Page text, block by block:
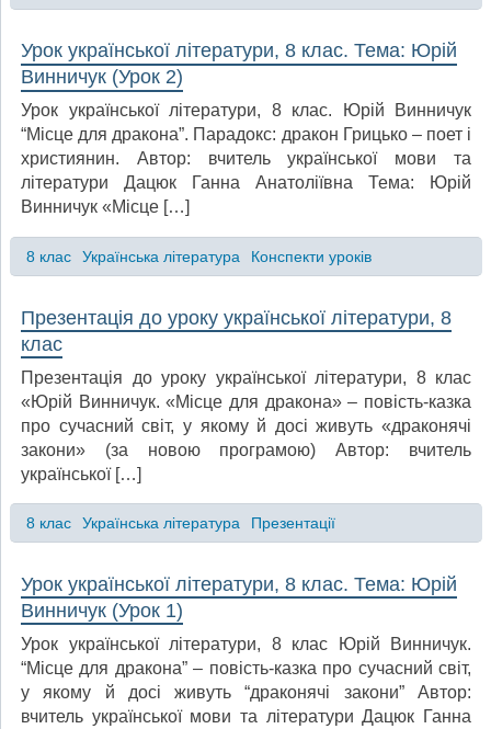
Урок української літератури, 8 клас. Тема: Юрій
Винничук (Урок 2)
Урок української літератури, 8 клас. Юрій Винничук
“Місце для дракона”. Парадокс: дракон Грицько – поет і
християнин. Автор: вчитель української мови та
літератури Дацюк Ганна Анатоліївна Тема: Юрій
Винничук «Місце […]
8 клас Українська література Конспекти уроків
Презентація до уроку української літератури, 8
клас
Презентація до уроку української літератури, 8 клас
«Юрій Винничук. «Місце для дракона» – повість-казка
про сучасний світ, у якому й досі живуть «драконячі
закони» (за новою програмою) Автор: вчитель
української […]
8 клас Українська література Презентації
Урок української літератури, 8 клас. Тема: Юрій
Винничук (Урок 1)
Урок української літератури, 8 клас Юрій Винничук.
“Місце для дракона” – повість-казка про сучасний світ,
у якому й досі живуть “драконячі закони” Автор:
вчитель української мови та літератури Дацюк Ганна